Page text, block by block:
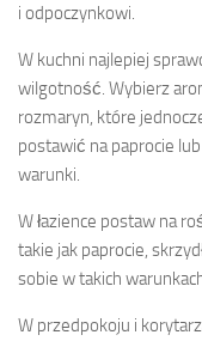
i odpoczynkowi.
W kuchni najlepiej
wilgotność. Wybierz
rozmaryn, które
postawić na paprocie
warunki.
W łazience postaw na
takie jak paprocie,
sobie w takich
W przedpokoju i